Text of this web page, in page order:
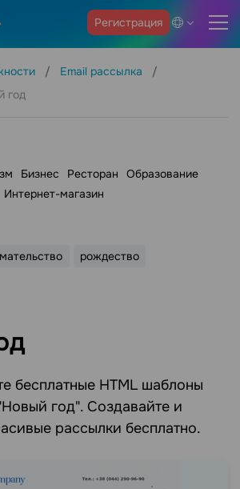
Регистрация
Email рассылка
год
Бизнес Ресторан
Образование
Интернет-магазин
рождество
бесплатные HTML шаблоны
год". Создавайте и
рассылки бесплатно.